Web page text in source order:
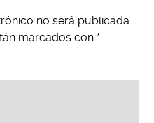
no será publicada.
marcados con *